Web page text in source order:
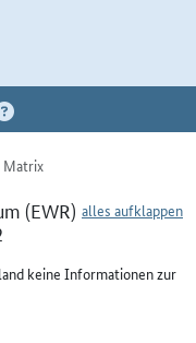
Matrix
alles aufklappen
(EWR)
keine Informationen zur